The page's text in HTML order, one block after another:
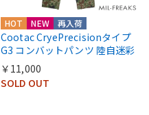
HOT NEW 再入荷
Cootac CryePrecisionタイプ
G3 コンバットパンツ 陸自迷彩
￥11,000
SOLD OUT